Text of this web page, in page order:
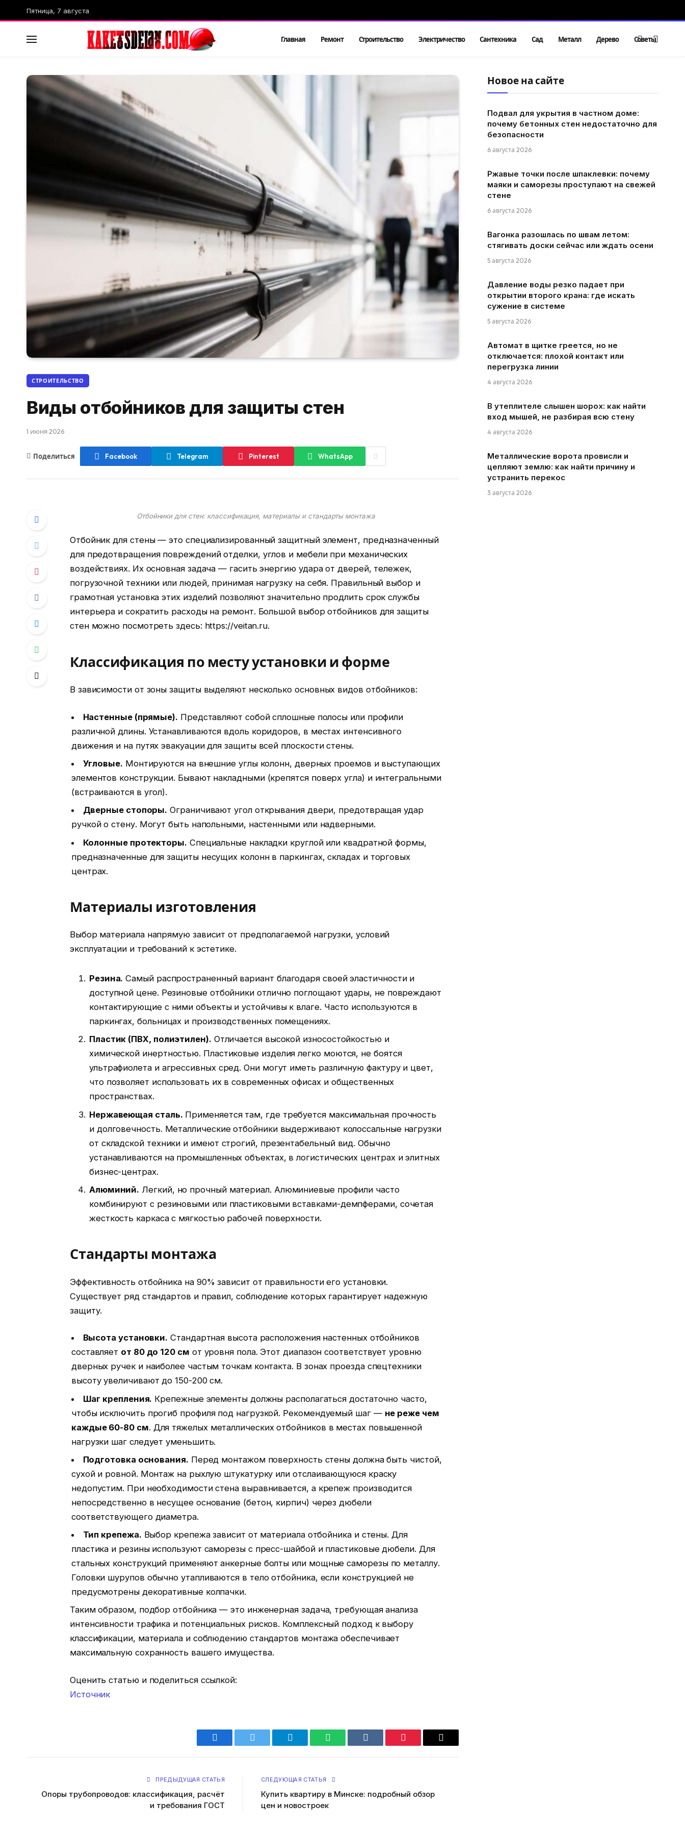
Пятница, 7 августа
Главная Ремонт Строительство Электричество Сантехника Сад Металл Дерево Советы
СТРОИТЕЛЬСТВО
Виды отбойников для защиты стен
1 июня 2026
Поделиться Facebook Telegram Pinterest WhatsApp
Отбойники для стен: классификация, материалы и стандарты монтажа
Отбойник для стены — это специализированный защитный элемент, предназначенный
для предотвращения повреждений отделки, углов и мебели при механических
воздействиях. Их основная задача — гасить энергию удара от дверей, тележек,
погрузочной техники или людей, принимая нагрузку на себя. Правильный выбор и
грамотная установка этих изделий позволяют значительно продлить срок службы
интерьера и сократить расходы на ремонт. Большой выбор отбойников для защиты
стен можно посмотреть здесь: https://veitan.ru.
Классификация по месту установки и форме
В зависимости от зоны защиты выделяют несколько основных видов отбойников:
Настенные (прямые). Представляют собой сплошные полосы или профили
различной длины. Устанавливаются вдоль коридоров, в местах интенсивного
движения и на путях эвакуации для защиты всей плоскости стены.
Угловые. Монтируются на внешние углы колонн, дверных проемов и выступающих
элементов конструкции. Бывают накладными (крепятся поверх угла) и интегральными
(встраиваются в угол).
Дверные стопоры. Ограничивают угол открывания двери, предотвращая удар
ручкой о стену. Могут быть напольными, настенными или надверными.
Колонные протекторы. Специальные накладки круглой или квадратной формы,
предназначенные для защиты несущих колонн в паркингах, складах и торговых
центрах.
Материалы изготовления
Выбор материала напрямую зависит от предполагаемой нагрузки, условий
эксплуатации и требований к эстетике.
Резина. Самый распространенный вариант благодаря своей эластичности и
доступной цене. Резиновые отбойники отлично поглощают удары, не повреждают
контактирующие с ними объекты и устойчивы к влаге. Часто используются в
паркингах, больницах и производственных помещениях.
Пластик (ПВХ, полиэтилен). Отличается высокой износостойкостью и
химической инертностью. Пластиковые изделия легко моются, не боятся
ультрафиолета и агрессивных сред. Они могут иметь различную фактуру и цвет,
что позволяет использовать их в современных офисах и общественных
пространствах.
Нержавеющая сталь. Применяется там, где требуется максимальная прочность
и долговечность. Металлические отбойники выдерживают колоссальные нагрузки
от складской техники и имеют строгий, презентабельный вид. Обычно
устанавливаются на промышленных объектах, в логистических центрах и элитных
бизнес-центрах.
Алюминий. Легкий, но прочный материал. Алюминиевые профили часто
комбинируют с резиновыми или пластиковыми вставками-демпферами, сочетая
жесткость каркаса с мягкостью рабочей поверхности.
Стандарты монтажа
Эффективность отбойника на 90% зависит от правильности его установки.
Существует ряд стандартов и правил, соблюдение которых гарантирует надежную
защиту.
Высота установки. Стандартная высота расположения настенных отбойников
составляет от 80 до 120 см от уровня пола. Этот диапазон соответствует уровню
дверных ручек и наиболее частым точкам контакта. В зонах проезда спецтехники
высоту увеличивают до 150-200 см.
Шаг крепления. Крепежные элементы должны располагаться достаточно часто,
чтобы исключить прогиб профиля под нагрузкой. Рекомендуемый шаг — не реже чем
каждые 60-80 см. Для тяжелых металлических отбойников в местах повышенной
нагрузки шаг следует уменьшить.
Подготовка основания. Перед монтажом поверхность стены должна быть чистой,
сухой и ровной. Монтаж на рыхлую штукатурку или отслаивающуюся краску
недопустим. При необходимости стена выравнивается, а крепеж производится
непосредственно в несущее основание (бетон, кирпич) через дюбели
соответствующего диаметра.
Тип крепежа. Выбор крепежа зависит от материала отбойника и стены. Для
пластика и резины используют саморезы с пресс-шайбой и пластиковые дюбели. Для
стальных конструкций применяют анкерные болты или мощные саморезы по металлу.
Головки шурупов обычно утапливаются в тело отбойника, если конструкцией не
предусмотрены декоративные колпачки.
Таким образом, подбор отбойника — это инженерная задача, требующая анализа
интенсивности трафика и потенциальных рисков. Комплексный подход к выбору
классификации, материала и соблюдению стандартов монтажа обеспечивает
максимальную сохранность вашего имущества.
Оценить статью и поделиться ссылкой:
Источник
Facebook Twitter Telegram WhatsAppVKontaktePinterest Email
ПРЕДЫДУЩАЯ СТАТЬЯ
Опоры трубопроводов: классификация, расчёт
и требования ГОСТ
СЛЕДУЮЩАЯ СТАТЬЯ
Купить квартиру в Минске: подробный обзор
цен и новостроек
Новое на сайте
Подвал для укрытия в частном доме:
почему бетонных стен недостаточно для
безопасности
6 августа 2026
Ржавые точки после шпаклевки: почему
маяки и саморезы проступают на свежей
стене
6 августа 2026
Вагонка разошлась по швам летом:
стягивать доски сейчас или ждать осени
5 августа 2026
Давление воды резко падает при
открытии второго крана: где искать
сужение в системе
5 августа 2026
Автомат в щитке греется, но не
отключается: плохой контакт или
перегрузка линии
4 августа 2026
В утеплителе слышен шорох: как найти
вход мышей, не разбирая всю стену
4 августа 2026
Металлические ворота провисли и
цепляют землю: как найти причину и
устранить перекос
3 августа 2026